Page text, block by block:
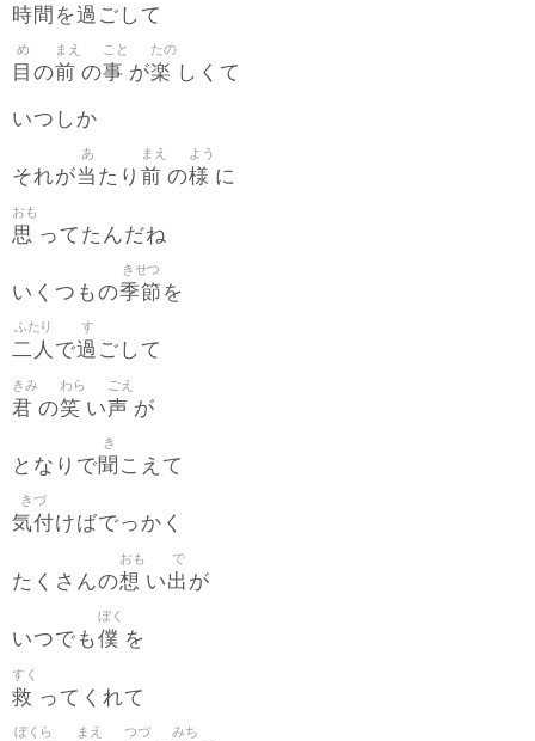
時間 を過 ごして
目
め
の前
まえ
の事
こと
が楽
たの
しくて
いつしか
それが当
あ
たり 前
まえ
の様
よう
に
思
おも
ってたんだね
いくつもの季節
きせつ
を
二人
ふたり
で過
す
ごして
君
きみ
の笑
わら
い声
ごえ
が
となりで聞
き
こえて
気付
きづ
けばでっかく
たくさんの想
おも
い出
で
が
いつでも僕
ぼく
を
救
すく
ってくれて
ぼくら まえ つづ みち